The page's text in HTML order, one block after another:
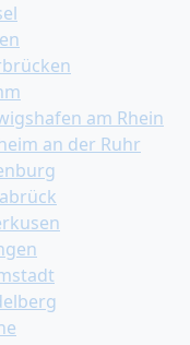
am Rhein
an der Ruhr